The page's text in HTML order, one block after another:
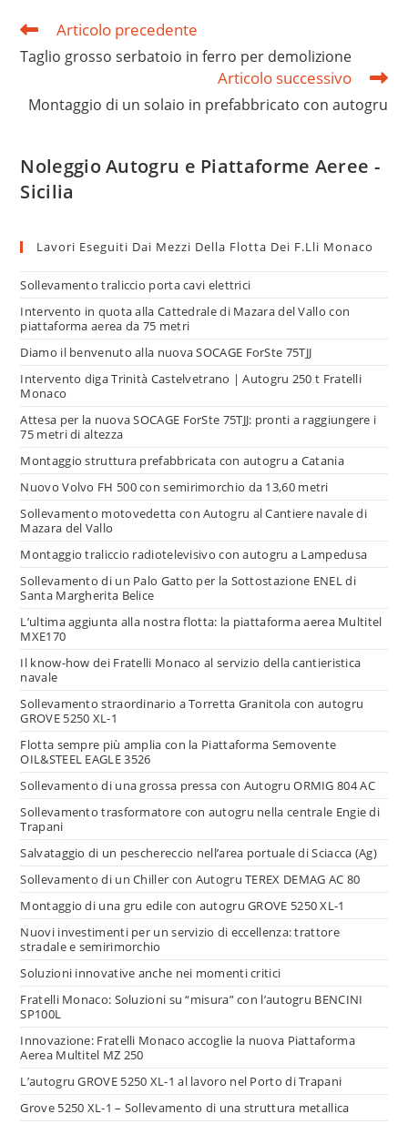
Articolo precedente
Taglio grosso serbatoio in ferro per demolizione
Articolo successivo
Montaggio di un solaio in prefabbricato con autogru
Noleggio Autogru e Piattaforme Aeree -
Sicilia
Lavori Eseguiti Dai Mezzi Della Flotta Dei F.lli Monaco
Sollevamento traliccio porta cavi elettrici
Intervento in quota alla Cattedrale di Mazara del Vallo con
piattaforma aerea da 75 metri
Diamo il benvenuto alla nuova SOCAGE ForSte 75TJJ
Intervento diga Trinità Castelvetrano | Autogru 250 t Fratelli
Monaco
Attesa per la nuova SOCAGE ForSte 75TJJ: pronti a raggiungere i
75 metri di altezza
Montaggio struttura prefabbricata con autogru a Catania
Nuovo Volvo FH 500 con semirimorchio da 13,60 metri
Sollevamento motovedetta con Autogru al Cantiere navale di
Mazara del Vallo
Montaggio traliccio radiotelevisivo con autogru a Lampedusa
Sollevamento di un Palo Gatto per la Sottostazione ENEL di
Santa Margherita Belice
L’ultima aggiunta alla nostra flotta: la piattaforma aerea Multitel
MXE170
Il know-how dei Fratelli Monaco al servizio della cantieristica
navale
Sollevamento straordinario a Torretta Granitola con autogru
GROVE 5250 XL-1
Flotta sempre più amplia con la Piattaforma Semovente
OIL&STEEL EAGLE 3526
Sollevamento di una grossa pressa con Autogru ORMIG 804 AC
Sollevamento trasformatore con autogru nella centrale Engie di
Trapani
Salvataggio di un peschereccio nell’area portuale di Sciacca (Ag)
Sollevamento di un Chiller con Autogru TEREX DEMAG AC 80
Montaggio di una gru edile con autogru GROVE 5250 XL-1
Nuovi investimenti per un servizio di eccellenza: trattore
stradale e semirimorchio
Soluzioni innovative anche nei momenti critici
Fratelli Monaco: Soluzioni su “misura” con l’autogru BENCINI
SP100L
Innovazione: Fratelli Monaco accoglie la nuova Piattaforma
Aerea Multitel MZ 250
L’autogru GROVE 5250 XL-1 al lavoro nel Porto di Trapani
Grove 5250 XL-1 – Sollevamento di una struttura metallica